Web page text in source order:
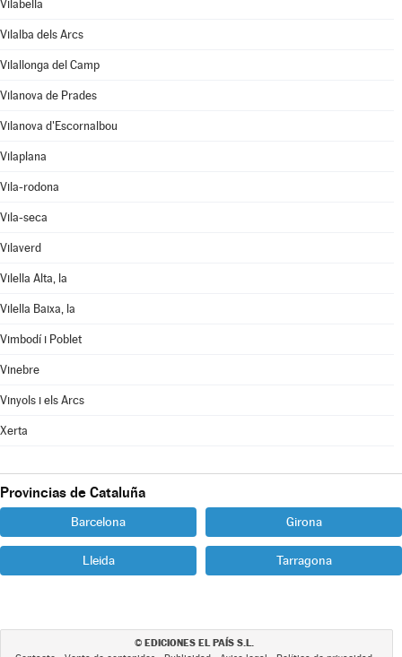
Vilabella
Vilalba dels Arcs
Vilallonga del Camp
Vilanova de Prades
Vilanova d'Escornalbou
Vilaplana
Vila-rodona
Vila-seca
Vilaverd
Vilella Alta, la
Vilella Baixa, la
Vimbodí i Poblet
Vinebre
Vinyols i els Arcs
Xerta
Provincias de Cataluña
Barcelona Girona
Lleida Tarragona
© EDICIONES EL PAÍS S.L.